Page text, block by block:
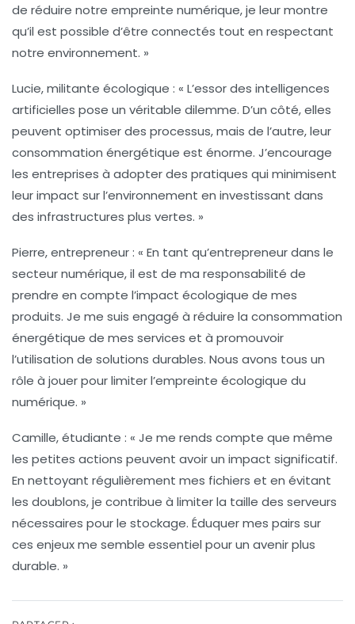
de réduire notre empreinte numérique, je leur montre
qu’il est possible d’être connectés tout en respectant
notre environnement. »
Lucie, militante écologique : « L’essor des intelligences
artificielles pose un véritable dilemme. D’un côté, elles
peuvent optimiser des processus, mais de l’autre, leur
consommation énergétique est énorme. J’encourage
les entreprises à adopter des pratiques qui minimisent
leur impact sur l’environnement en investissant dans
des infrastructures plus vertes. »
Pierre, entrepreneur : « En tant qu’entrepreneur dans le
secteur numérique, il est de ma responsabilité de
prendre en compte l’impact écologique de mes
produits. Je me suis engagé à réduire la consommation
énergétique de mes services et à promouvoir
l’utilisation de solutions durables. Nous avons tous un
rôle à jouer pour limiter l’empreinte écologique du
numérique. »
Camille, étudiante : « Je me rends compte que même
les petites actions peuvent avoir un impact significatif.
En nettoyant régulièrement mes fichiers et en évitant
les doublons, je contribue à limiter la taille des serveurs
nécessaires pour le stockage. Éduquer mes pairs sur
ces enjeux me semble essentiel pour un avenir plus
durable. »